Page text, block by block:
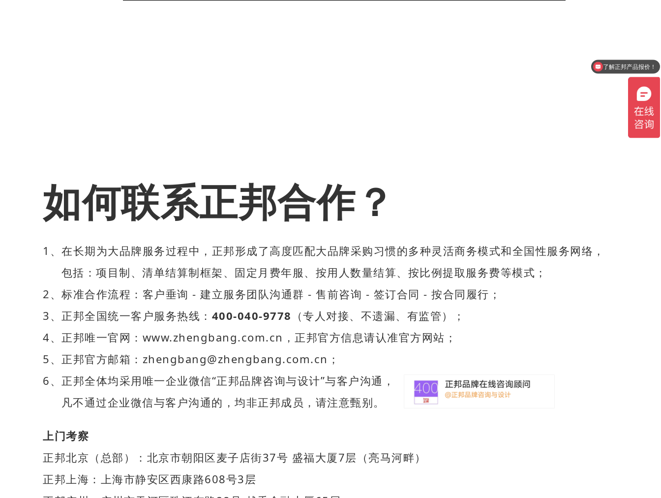
如何联系正邦合作？
1、在长期为大品牌服务过程中，正邦形成了高度匹配大品牌采购习惯的多种灵活商务模式和全国性服务网络，
包括：项目制、清单结算制框架、固定月费年服、按用人数量结算、按比例提取服务费等模式；
2、标准合作流程：客户垂询 - 建立服务团队沟通群 - 售前咨询 - 签订合同 - 按合同履行；
3、正邦全国统一客户服务热线： 400-040-9778 （专人对接、不遗漏、有监管）；
4、正邦唯一官网：www.zhengbang.com.cn，正邦官方信息请认准官方网站；
5、正邦官方邮箱：zhengbang@zhengbang.com.cn；
6、正邦全体均采用唯一企业微信“正邦品牌咨询与设计”与客户沟通，
凡不通过企业微信与客户沟通的，均非正邦成员，请注意甄别。
上门考察
正邦北京（总部）：北京市朝阳区麦子店街37号 盛福大厦7层（亮马河畔）
正邦上海：上海市静安区西康路608号3层
了解正邦产品报价！